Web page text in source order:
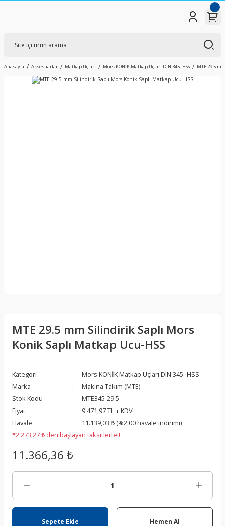
Anasayfa Aksesuarlar Matkap Uçları Mors KONİK Matkap Uçları DIN 345- HSS MTE 29.5
MTE 29.5 mm Silindirik Saplı Mors
Konik Saplı Matkap Ucu-HSS
Kategori
Mors KONİK Matkap Uçları DIN 345- HSS
Marka
Makina Takım (MTE)
Stok Kodu
MTE345-29.5
Fiyat
9.471,97 TL + KDV
Havale
11.139,03 ₺ (%2,00 havale indirimi)
*2.273,27 ₺ den başlayan taksitlerle!!
11.366,36 ₺
Sepete Ekle Hemen Al